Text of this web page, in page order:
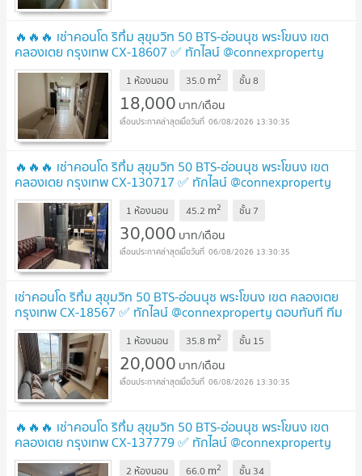
🔥🔥🔥 เช่าคอนโด ริทึ่ม สุขุมวิท 50 BTS-อ่อนนุช พระโขนง เขต
คลองเตย กรุงเทพ CX-18607 ✅ ทักไลน์ @connexproperty
ตอบทันที ทีมงานมืออาชีพ ✅ 🔥🔥🔥
1 ห้องนอน 35.0 m2 ชั้น8
18,000 บาท/เดือน
06/08/2026 13:30:35
🔥🔥🔥 เช่าคอนโด ริทึ่ม สุขุมวิท 50 BTS-อ่อนนุช พระโขนง เขต
คลองเตย กรุงเทพ CX-130717 ✅ ทักไลน์ @connexproperty
ตอบทันที ทีมงานมืออาชีพ ✅ 🔥🔥🔥
1 ห้องนอน 45.2 m2 ชั้น 7
30,000 บาท/เดือน
06/08/2026 13:30:35
เช่าคอนโด ริทึ่ม สุขุมวิท 50 BTS-อ่อนนุช พระโขนง เขต คลองเตย
กรุงเทพ CX-18567 ✅ ทักไลน์ @connexproperty ตอบทันที ทีม
งานมืออาชีพ ✅ UPDATE !
1 ห้องนอน 35.8 m2 ชั้น 15
20,000 บาท/เดือน
06/08/2026 13:30:35
🔥🔥🔥 เช่าคอนโด ริทึ่ม สุขุมวิท 50 BTS-อ่อนนุช พระโขนง เขต
คลองเตย กรุงเทพ CX-137779 ✅ ทักไลน์ @connexproperty
ตอบทันที ทีมงานมืออาชีพ ✅ 🔥🔥🔥
2 ห้องนอน 66.0 m2 ชั้น 34